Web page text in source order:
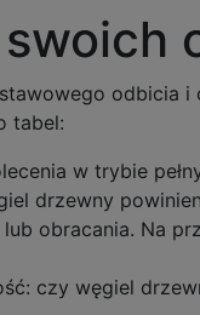
odbicia i
tabel:
w trybie
drzewny
obracania. Na
czy węgiel